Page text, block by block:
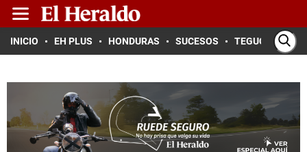
INICIO EH PLUS HONDURAS SUCESOS TEGUCIGALPA